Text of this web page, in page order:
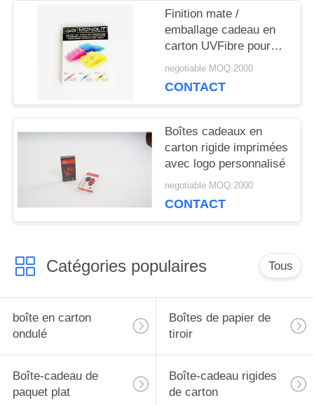
Finition mate /
emballage cadeau en
carton UVFibre pour
emballage écologique
negotiable MOQ:2000
CONTACT
Boîtes cadeaux en
carton rigide imprimées
avec logo personnalisé
negotiable MOQ:2000
CONTACT
Catégories populaires Tous
boîte en carton
ondulé
Boîtes de papier de
tiroir
Boîte-cadeau de
paquet plat
Boîte-cadeau rigides
de carton